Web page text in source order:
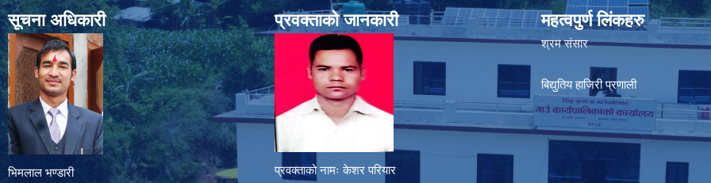
सूचना अधिकारी
भिमलाल भण्डारी
प्रवक्ताको जानकारी
प्रवक्ताको नामः केशर परियार
महत्वपुर्ण लिंकहरु
श्रम संसार
बिद्युतिय हाजिरी प्रणाली